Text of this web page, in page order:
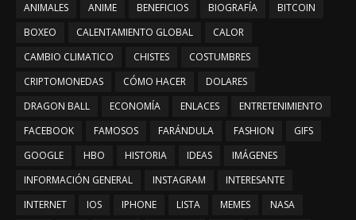
ANIMALES
ANIME BENEFICIOS BIOGRAFÍA
BITCOIN
BOXEO
CALENTAMIENTO GLOBAL
CALOR
CAMBIO CLIMATICO
CHISTES
COSTUMBRES
CRIPTOMONEDAS
CÓMO HACER
DOLARES
DRAGON BALL
ECONOMÍA ENLACES
ENTRETENIMIENTO
FACEBOOK
FAMOSOS FARÁNDULA FASHION
GIFS
GOOGLE
HBO HISTORIA IDEAS
IMÁGENES
INFORMACIÓN GENERAL
INSTAGRAM
INTERESANTE
INTERNET
IOS IPHONE LISTA MEMES NASA